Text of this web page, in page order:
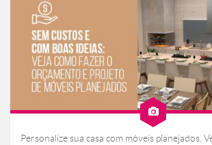
Personalize sua casa com móveis planejados.